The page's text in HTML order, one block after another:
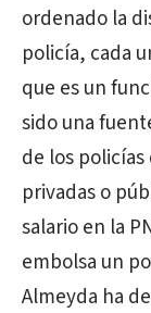
ordenado la
policía, cada
que es un
sido una
de los
privadas o
salario en la
embolsa un
Almeyda ha